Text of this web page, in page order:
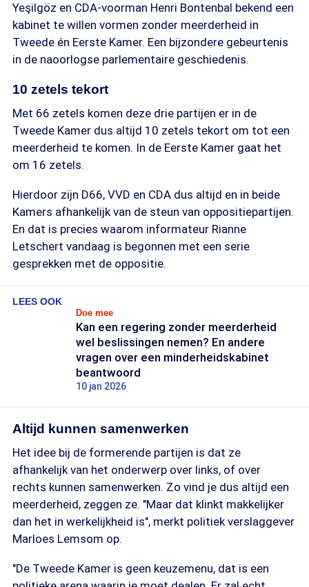
Yeşilgöz en CDA-voorman Henri Bontenbal bekend een
kabinet te willen vormen zonder meerderheid in
Tweede én Eerste Kamer. Een bijzondere gebeurtenis
in de naoorlogse parlementaire geschiedenis.
10 zetels tekort
Met 66 zetels komen deze drie partijen er in de
Tweede Kamer dus altijd 10 zetels tekort om tot een
meerderheid te komen. In de Eerste Kamer gaat het
om 16 zetels.
Hierdoor zijn D66, VVD en CDA dus altijd en in beide
Kamers afhankelijk van de steun van oppositiepartijen.
En dat is precies waarom informateur Rianne
Letschert vandaag is begonnen met een serie
gesprekken met de oppositie.
LEES OOK
Doe mee
Kan een regering zonder meerderheid
wel beslissingen nemen? En andere
vragen over een minderheidskabinet
beantwoord
10 jan 2026
Altijd kunnen samenwerken
Het idee bij de formerende partijen is dat ze
afhankelijk van het onderwerp over links, of over
rechts kunnen samenwerken. Zo vind je dus altijd een
meerderheid, zeggen ze. "Maar dat klinkt makkelijker
dan het in werkelijkheid is", merkt politiek verslaggever
Marloes Lemsom op.
"De Tweede Kamer is geen keuzemenu, dat is een